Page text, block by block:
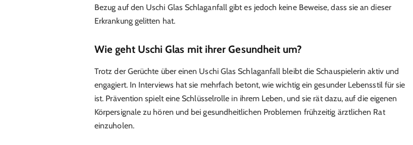
Bezug auf den Uschi Glas Schlaganfall gibt es jedoch keine Beweise, dass sie an dieser
Erkrankung gelitten hat.
Wie geht Uschi Glas mit ihrer Gesundheit um?
Trotz der Gerüchte über einen Uschi Glas Schlaganfall bleibt die Schauspielerin aktiv und
engagiert. In Interviews hat sie mehrfach betont, wie wichtig ein gesunder Lebensstil für sie
ist. Prävention spielt eine Schlüsselrolle in ihrem Leben, und sie rät dazu, auf die eigenen
Körpersignale zu hören und bei gesundheitlichen Problemen frühzeitig ärztlichen Rat
einzuholen.